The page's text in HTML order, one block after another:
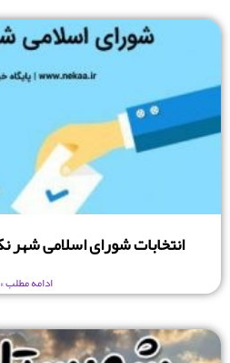
انتخابات شورای اسلامی شهر نکا ۱۴۰۰ + اخبار
ادامه مطلب »